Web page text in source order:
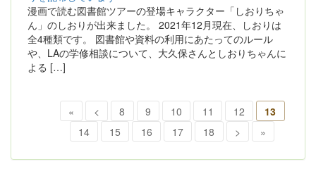
漫画で読む図書館ツアーの登場キャラクター「しおりちゃ
ん」のしおりが出来ました。 2021年12月現在、しおりは
全4種類です。 図書館や資料の利用にあたってのルール
や、LAの学修相談について、大久保さんとしおりちゃんに
よる […]
« < 8 9 10 11 12
13
14
15 16 17 18 > »